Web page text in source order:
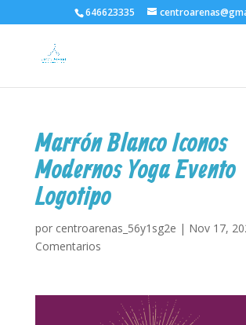
646623335
Marrón Blanco Iconos
Modernos Yoga Evento
Logotipo
por centroarenas_56y1sg2e | Nov 17,
Comentarios